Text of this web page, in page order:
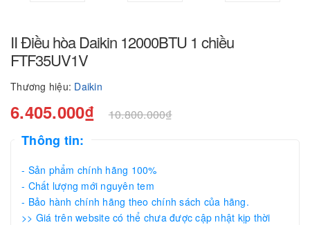
II Điều hòa Daikin 12000BTU 1 chiều
FTF35UV1V
Thương hiệu: Daikin
6.405.000₫ 10.800.000₫
Thông tin:
- Sản phẩm chính hãng 100%
- Chất lượng mới nguyên tem
- Bảo hành chính hãng theo chính sách của hãng.
>> Giá trên website có thể chưa được cập nhật kịp thời